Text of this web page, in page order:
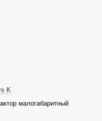
K
малогабаритный